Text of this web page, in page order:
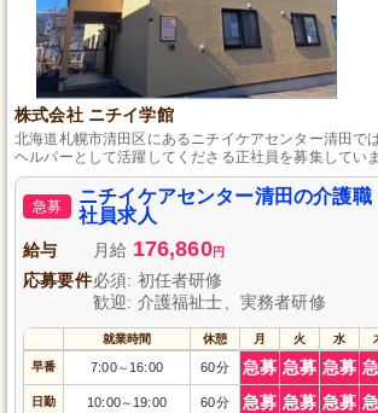
株式会社 ニチイ学館
北海道札幌市清田区にあるニチイケアセンター清田で
ヘルパーとして活躍してくださる正社員を募集してい
をお持ちの方や、介護福祉士、実務者研修資格者を特
た環境でスキルアップを目指し、入居者様の「より良
がいある職場です。あなたの経験と思いやりで、一緒
ビスを提供しましょう。
急募
ニチイケアセンター清田の介護
社員求人
給与 月給 176,860円
応募要件必須: 初任者研修
歓迎: 介護福祉士、実務者研修
就業時間 休憩 月 火 水
早番 7:00～ 16:00 60分 急募 急募 急募
日勤 10:00～ 19:00 60分 急募 急募 急募